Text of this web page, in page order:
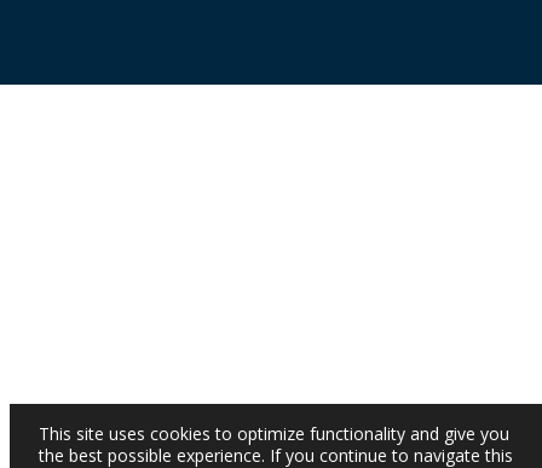
This site uses cookies to optimize functionality and give you
the best possible experience. If you continue to navigate this